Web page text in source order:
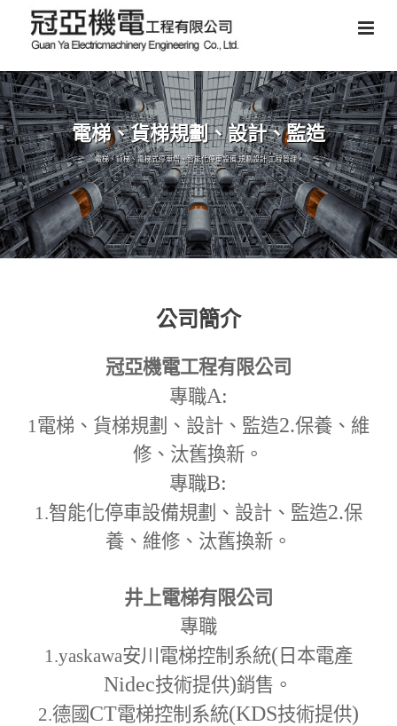
電梯、貨梯規劃、設計、監造
電梯、貨梯、電梯式停車塔、智能化停車設備,規劃設計,工程管理。
公司簡介
冠亞機電工程有限公司
專職A:
1電梯、貨梯規劃、設計、監造2.保養、維
修、汰舊換新。
專職B:
1.智能化停車設備規劃、設計、監造2.保
養、維修、汰舊換新。
井上電梯有限公司
專職
1.yaskawa安川電梯控制系統( 日本電產
Nidec技術提供)銷售。
2.德國 CT電梯控制系統(KDS技術提供)